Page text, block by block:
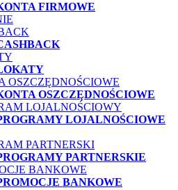
FIRMOWE
OSZCZĘDNOŚCIOWE
LOJALNOŚCIOWE
PARTNERSKIE
BANKOWE